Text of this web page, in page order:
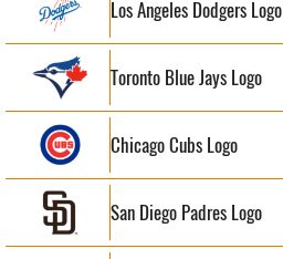
Los Angeles Dodgers Logo
Toronto Blue Jays Logo
Chicago Cubs Logo
San Diego Padres Logo